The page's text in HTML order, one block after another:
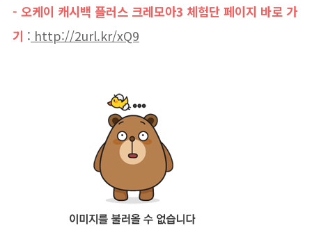
- 오케이 캐시백 플러스 크레모아3 체험단 페이지 바로 가
기 : http://2url.kr/xQ9